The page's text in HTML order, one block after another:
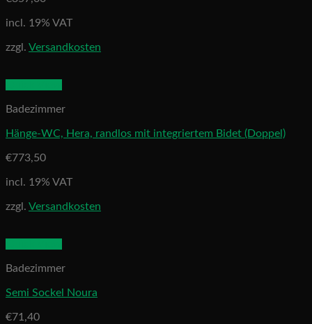
incl. 19% VAT
zzgl. Versandkosten
Badezimmer
Hänge-WC, Hera, randlos mit integriertem Bidet (Doppel)
€773,50
incl. 19% VAT
zzgl. Versandkosten
Badezimmer
Semi Sockel Noura
€71,40